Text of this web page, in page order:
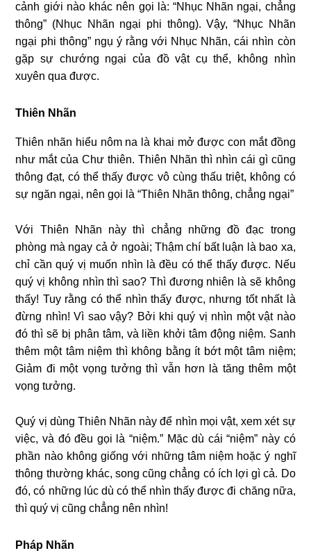
cảnh giới nào khác nên gọi là: “Nhục Nhãn ngại, chẳng
thông” (Nhục Nhãn ngại phi thông). Vậy, “Nhục Nhãn
ngại phi thông” ngụ ý rằng với Nhục Nhãn, cái nhìn còn
gặp sự chướng ngại của đồ vật cụ thể, không nhìn
xuyên qua được.
Thiên Nhãn
Thiên nhãn hiểu nôm na là khai mở được con mắt đồng
như mắt của Chư thiên. Thiên Nhãn thì nhìn cái gì cũng
thông đạt, có thể thấy được vô cùng thấu triệt, không có
sự ngăn ngại, nên gọi là “Thiên Nhãn thông, chẳng ngại”
Với Thiên Nhãn này thì chẳng những đồ đạc trong
phòng mà ngay cả ở ngoài; Thậm chí bất luận là bao xa,
chỉ cần quý vị muốn nhìn là đều có thể thấy được. Nếu
quý vị không nhìn thì sao? Thì đương nhiên là sẽ không
thấy! Tuy rằng có thể nhìn thấy được, nhưng tốt nhất là
đừng nhìn! Vì sao vậy? Bởi khi quý vị nhìn một vật nào
đó thì sẽ bị phân tâm, và liền khởi tâm động niệm. Sanh
thêm một tâm niệm thì không bằng ít bớt một tâm niệm;
Giảm đi một vọng tưởng thì vẫn hơn là tăng thêm một
vọng tưởng.
Quý vị dùng Thiên Nhãn này để nhìn mọi vật, xem xét sự
việc, và đó đều gọi là “niệm.” Mặc dù cái “niệm” này có
phần nào không giống với những tâm niệm hoặc ý nghĩ
thông thường khác, song cũng chẳng có ích lợi gì cả. Do
đó, có những lúc dù có thể nhìn thấy được đi chăng nữa,
thì quý vị cũng chẳng nên nhìn!
Pháp Nhãn